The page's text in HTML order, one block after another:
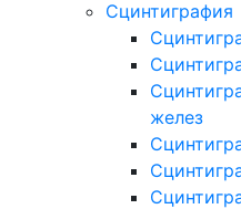
Сцинтиграфия
желез